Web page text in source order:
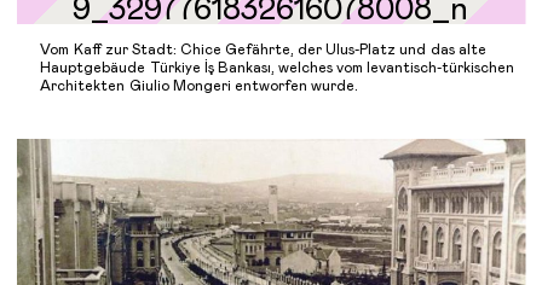
Vom Kaff zur Stadt: Chice Gefährte, der Ulus-Platz und das alte
Hauptgebäude Türkiye İş Bankası, welches vom levantisch-türkischen
Architekten Giulio Mongeri entworfen wurde.